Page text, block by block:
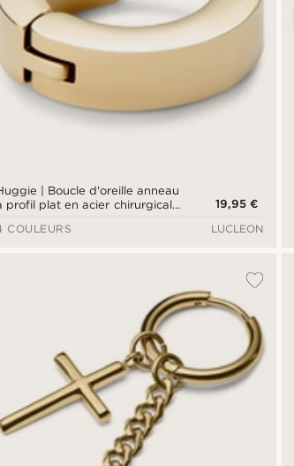
| Boucle d'oreille anneau
profil plat en acier chirurgical
19,95 €
COULEURS
LUCLEON